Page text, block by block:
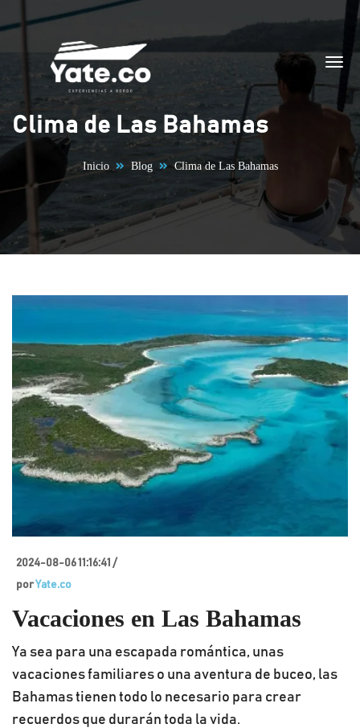
Saltar al contenido
Clima de Las Bahamas
Inicio Blog Clima de Las Bahamas
2024-08-06 11:16:41 /
porYate.co
Vacaciones en Las Bahamas
Ya sea para una escapada romántica, unas
vacaciones familiares o una aventura de buceo, las
Bahamas tienen todo lo necesario para crear
recuerdos que durarán toda la vida.